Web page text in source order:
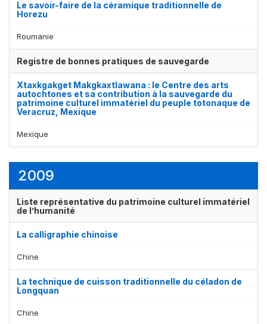
Le savoir-faire de la céramique traditionnelle de
Horezu
Roumanie
Registre de bonnes pratiques de sauvegarde
Xtaxkgakget Makgkaxtlawana : le Centre des arts
autochtones et sa contribution à la sauvegarde du
patrimoine culturel immatériel du peuple totonaque de
Veracruz, Mexique
Mexique
2009
Liste représentative du patrimoine culturel immatériel
de l’humanité
La calligraphie chinoise
Chine
La technique de cuisson traditionnelle du céladon de
Longquan
Chine